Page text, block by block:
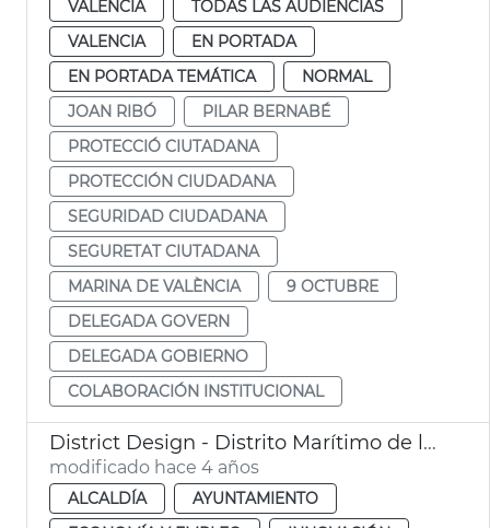
VALENCIA
TODAS LAS AUDIENCIAS
VALENCIA
EN PORTADA
EN PORTADA TEMÁTICA
NORMAL
JOAN RIBÓ
PILAR BERNABÉ
PROTECCIÓ CIUTADANA
PROTECCIÓN CIUDADANA
SEGURIDAD CIUDADANA
SEGURETAT CIUTADANA
MARINA DE VALÈNCIA
9 OCTUBRE
DELEGADA GOVERN
DELEGADA GOBIERNO
COLABORACIÓN INSTITUCIONAL
District Design - Distrito Marítimo de la Innovación y la Creatividad
modificado hace 4 años
ALCALDÍA
AYUNTAMIENTO